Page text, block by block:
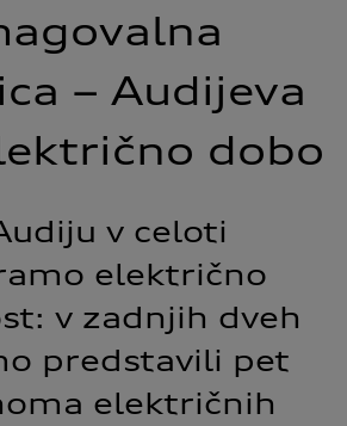
– Audijeva
dobo
v celoti
električno
v zadnjih dveh
predstavili pet
električnih